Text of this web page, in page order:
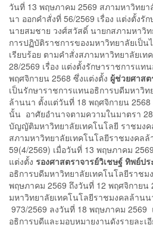
วันที่ 13 พฤษภาคม 2569 สภามหาวิทย
นา ออกคำสั่งที่ 56/2569 เรื่อง แต่งตั้งรั
นายสมชาย วงศ์สวัสดิ์ นายกสภามหาวิท
การปฏิบัติราชการของมหาวิทยาลัยเป็น
เรียบร้อย ตามคำสั่งสภามหาวิทยาลัยเ
28/2569 เรื่อง แต่งตั้งรักษาราชการแท
พฤศจิกายน 2568 ซึ่งแต่งตั้ง ผู้ช่วยศาส
เป็นรักษาราชการแทนอธิการบดีมหาวิ
ล้านนา ตั้งแต่วันที่ 18 พฤศจิกายน
นั้น อาศัยอำนาจตามความในมาตรา
บัญญัติมหาวิทยาลัยเทคโนโลยี ราชมง
สภามหาวิทยาลัยเทคโนโลยีราชมงคล
59(4/2569) เมื่อวันที่ 13 พฤษภาคม
แต่งตั้ง รองศาสตราจารย์วิเชษฐ์ ทิพย์ปร
อธิการบดีมหาวิทยาลัยเทคโนโลยีราช
พฤษภาคม 2569 ถึงวันที่ 12 พฤศจิกายน
มหาวิทยาลัยเทคโนโลยีราชมงคลล้านน
973/2569 ลงวันที่ 18 พฤษภาคม 2569
อธิการบดีและมอบหมายงานดังรายละเ